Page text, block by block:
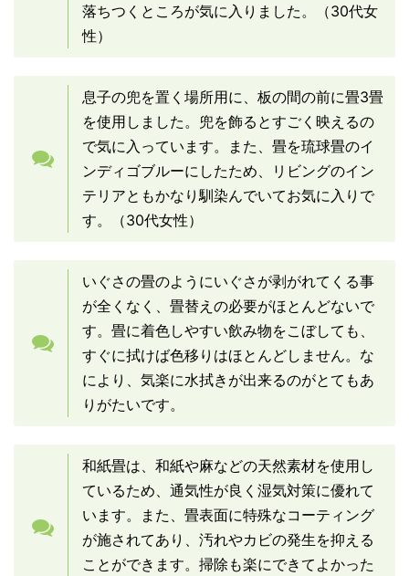
落ちつくところが気に入りました。（30代女
性）
息子の兜を置く場所用に、板の間の前に畳3畳
を使用しました。兜を飾るとすごく映えるの
で気に入っています。また、畳を琉球畳のイ
ンディゴブルーにしたため、リビングのイン
テリアともかなり馴染んでいてお気に入りで
す。（30代女性）
いぐさの畳のようにいぐさが剥がれてくる事
が全くなく、畳替えの必要がほとんどないで
す。畳に着色しやすい飲み物をこぼしても、
すぐに拭けば色移りはほとんどしません。な
により、気楽に水拭きが出来るのがとてもあ
りがたいです。
和紙畳は、和紙や麻などの天然素材を使用し
ているため、通気性が良く湿気対策に優れて
います。また、畳表面に特殊なコーティング
が施されてあり、汚れやカビの発生を抑える
ことができます。掃除も楽にできてよかった